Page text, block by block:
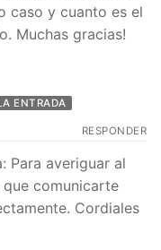
caso y cuanto es el
Muchas gracias!
ENTRADA
RESPONDER
Para averiguar al
comunicarte
Cordiales